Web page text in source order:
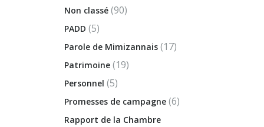
Non classé (90)
PADD (5)
Parole de Mimizannais (17)
Patrimoine (19)
Personnel (5)
Promesses de campagne (6)
Rapport de la Chambre